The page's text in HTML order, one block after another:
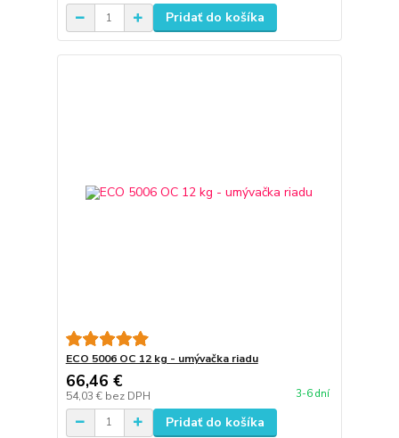
Pridať do košíka
ECO 5006 OC 12 kg - umývačka riadu
66,46 €
54,03 € bez DPH 3-6 dní
Pridať do košíka